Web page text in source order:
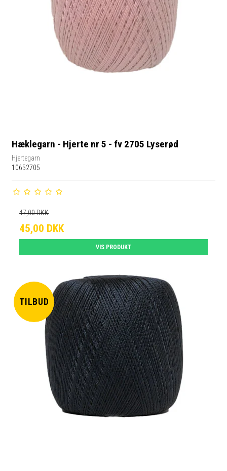
Hæklegarn - Hjerte nr 5 - fv 2705 Lyserød
Hjertegarn
10652705
47,00 DKK
45,00 DKK
VIS PRODUKT
TILBUD